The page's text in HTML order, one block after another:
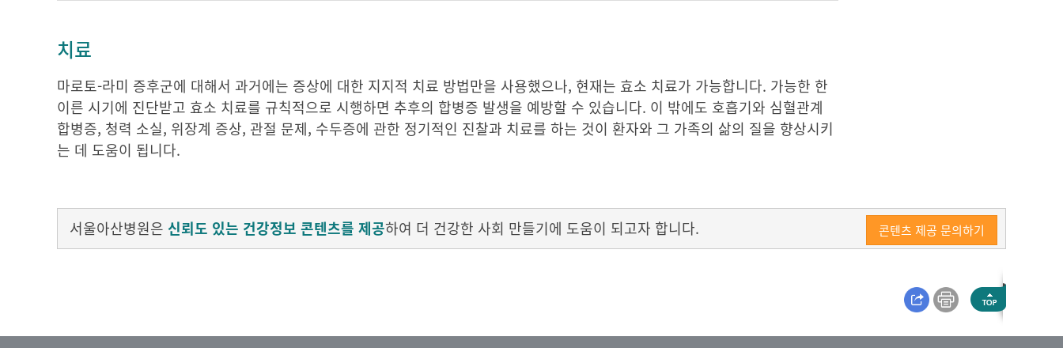
치료
마로토-라미 증후군에 대해서 과거에는 증상에 대한 지지적 치료 방법만을 사용했으나, 현재는 효소 치료가 가능합니다. 가능한 한
이른 시기에 진단받고 효소 치료를 규칙적으로 시행하면 추후의 합병증 발생을 예방할 수 있습니다. 이 밖에도 호흡기와 심혈관계
합병증, 청력 소실, 위장계 증상, 관절 문제, 수두증에 관한 정기적인 진찰과 치료를 하는 것이 환자와 그 가족의 삶의 질을 향상시키
는 데 도움이 됩니다.
서울아산병원은 신뢰도 있는 건강정보 콘텐츠를 제공하여 더 건강한 사회 만들기에 도움이 되고자 합니다. 콘텐츠 제공 문의하기